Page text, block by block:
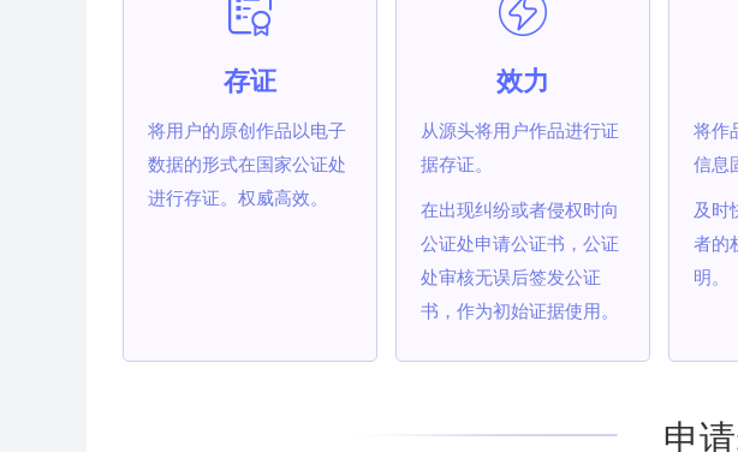
存证
将用户的原创作品以电子
数据的形式在国家公证处
进行存证。权威高效。
效力
从源头将用户作品进行证
据存证。
在出现纠纷或者侵权时向
公证处申请公证书，公证
处审核无误后签发公证
书，作为初始证据使用。
将作
信息
及时
者的
明。
申